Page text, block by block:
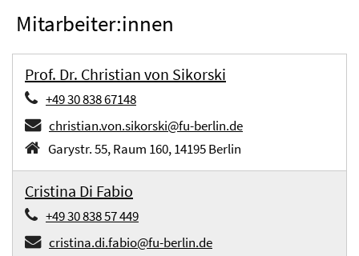
Mitarbeiter:innen
Prof. Dr. Christian von Sikorski
+49 30 838 67148
christian.von.sikorski@fu-berlin.de
Garystr. 55, Raum 160, 14195 Berlin
Cristina Di Fabio
+49 30 838 57 449
cristina.di.fabio@fu-berlin.de